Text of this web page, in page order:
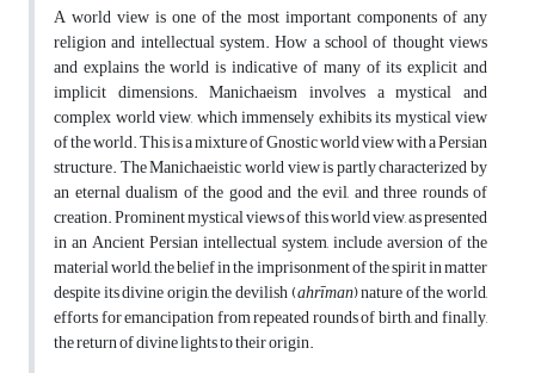
A world view is one of the most important components of any
religion and intellectual system. How a school of thought views
and explains the world is indicative of many of its explicit and
implicit dimensions. Manichaeism involves a mystical and
complex world view, which immensely exhibits its mystical view
of the world. This is a mixture of Gnostic world view with a Persian
structure. The Manichaeistic world view is partly characterized by
an eternal dualism of the good and the evil, and three rounds of
creation. Prominent mystical views of this world view, as presented
in an Ancient Persian intellectual system, include aversion of the
material world, the belief in the imprisonment of the spirit in matter
despite its divine origin, the devilish (ahrīman) nature of the world,
efforts for emancipation from repeated rounds of birth, and finally,
the return of divine lights to their origin.